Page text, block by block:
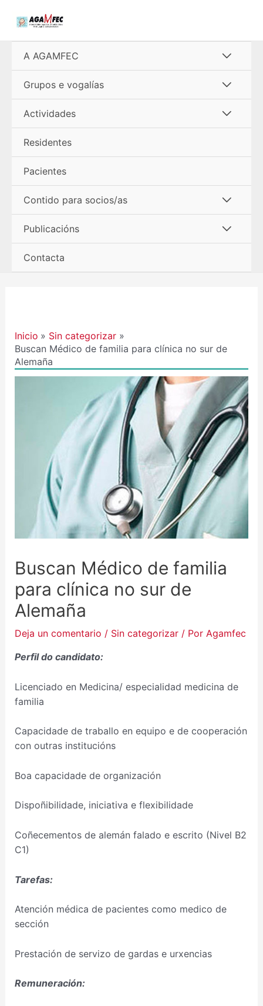
A AGAMFEC
menú
Grupos e vogalías
menú
Actividades
Residentes
Pacientes
Contido para socios/as
menú
Publicacións
Contacta
Inicio
Sin categorizar
Buscan Médico de familia para clínica no sur de
Alemaña
Buscan Médico de familia
para clínica no sur de
Alemaña
Deja un comentario / Sin categorizar/ Por Agamfec
Perfil do candidato:
Licenciado en Medicina/ especialidad medicina de
familia
Capacidade de traballo en equipo e de cooperación
con outras institucións
Boa capacidade de organización
Dispoñibilidade, iniciativa e flexibilidade
Coñecementos de alemán falado e escrito (Nivel B2
C1)
Tarefas:
Atención médica de pacientes como medico de
sección
Prestación de servizo de gardas e urxencias
Remuneración: